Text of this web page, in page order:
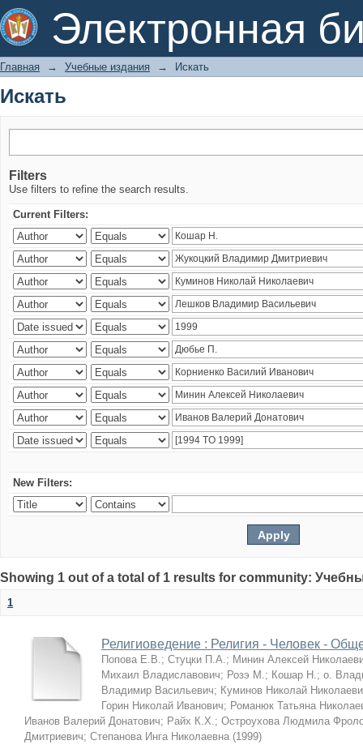
Электронная
Искать
Главная → Учебные издания → Искать
Искать
Filters
Use filters to refine the search results.
Current Filters:
New Filters:
Showing 1 out of a total of 1 results for community:
1
Религиоведение : Религия - Человек -
Попова Е.В.; Стуцки П.А.; Минин Алексей
Михаил Владиславович; Розэ М.; Кошар Н.; о.
Владимир Васильевич; Куминов Николай
Горин Николай Иванович; Романюк Татьяна
Иванов Валерий Донатович; Райх К.Х.; Остроухова Людмила
Дмитриевич; Степанова Инга Николаевна (1999)